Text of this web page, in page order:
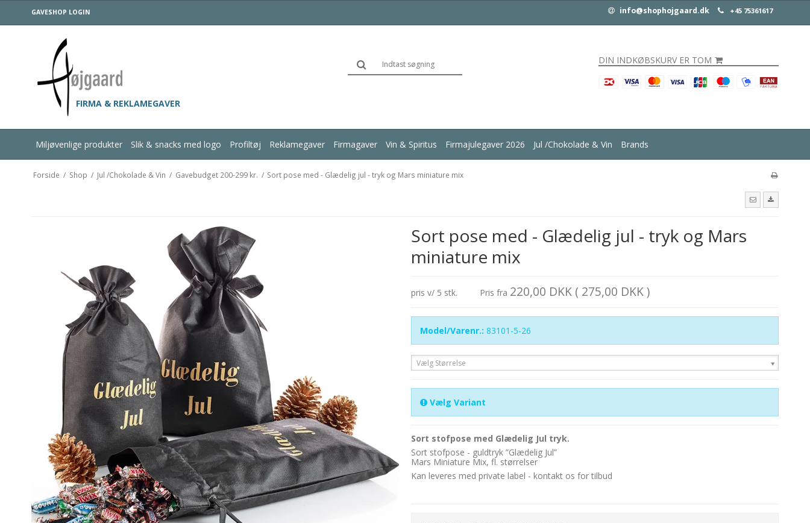
GAVESHOP LOGIN info@shophojgaard.dk +45 75361617
FIRMA & REKLAMEGAVER
DIN INDKØBSKURV ER TOM
Miljøvenlige produkter Slik & snacks med logo Profiltøj Reklamegaver Firmagaver Vin & Spiritus Firmajulegaver 2026 Jul /Chokolade & Vin Brands
Forside / Shop / Jul /Chokolade & Vin / Gavebudget 200-299 kr. / Sort pose med - Glædelig jul - tryk og Mars miniature mix
Sort pose med - Glædelig jul - tryk og Mars
miniature mix
pris v/ 5 stk. Pris fra 220,00 DKK ( 275,00 DKK )
Model/Varenr.: 83101-5-26
Vælg Størrelse
Vælg Variant
Sort stofpose med Glædelig Jul tryk.
Sort stofpose - guldtryk ”Glædelig Jul”
Mars Miniature Mix, fl. størrelser
Kan leveres med private label - kontakt os for tilbud